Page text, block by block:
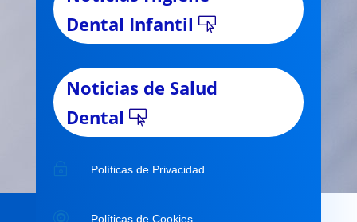
Dental Infantil
Noticias de Salud
Dental
Políticas de Privacidad
Políticas de Cookies